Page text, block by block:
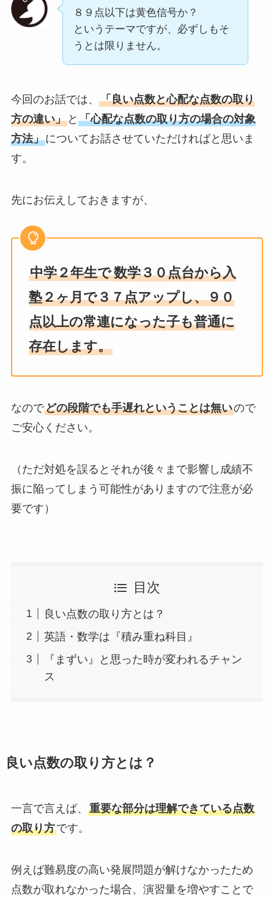
８９点以下は黄色信号か？
というテーマですが、必ずしもそ
うとは限りません。
今回のお話では、 「良い点数と心配な点数の取り
方の違い」と 「心配な点数の取り方の場合の対象
方法」についてお話させていただければと思いま
す。
先にお伝えしておきますが、
中学２年生で数学３０点台から入
塾２ヶ月で３７点アップし、９０
点以上の常連になった子も普通に
存在します。
なのでどの段階でも手遅れということは無いので
ご安心ください。
（ただ対処を誤るとそれが後々まで影響し成績不
振に陥ってしまう可能性がありますので注意が必
要です）
目次
良い点数の取り方とは？
英語・数学は『積み重ね科目』
『まずい』と思った時が変われるチャン
ス
良い点数の取り方とは？
一言で言えば、 重要な部分は理解できている点数
の取り方です。
例えば難易度の高い発展問題が解けなかったため
点数が取れなかった場合、演習量を増やすことで